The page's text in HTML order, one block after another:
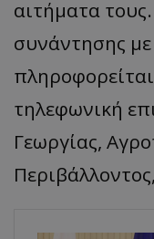
αιτήματα
συνάντησης
τηλεφωνική
Γεωργίας,